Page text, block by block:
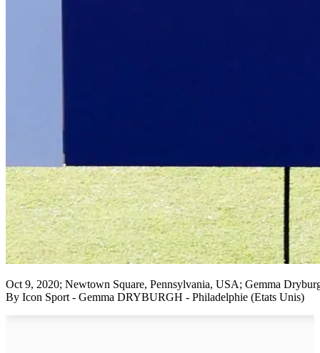
Oct 9, 2020; Newtown Square, Pennsylvania, USA; Gemma
By Icon Sport - Gemma DRYBURGH - Philadelphie (Etats Unis)